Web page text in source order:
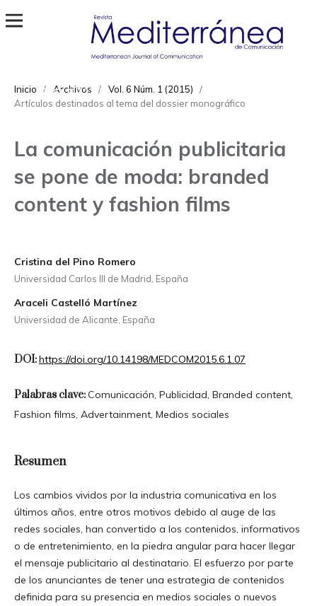
1989-872X
Inicio / Archivos / Vol. 6 Núm. 1 (2015)
/
Artículos destinados al tema del dossier monográfico
La comunicación publicitaria
se pone de moda: branded
content y fashion films
Cristina del Pino Romero
Universidad Carlos III de Madrid, España
Araceli Castelló Martínez
Universidad de Alicante, España
DOI:https://doi.org/10.14198/MEDCOM2015.6.1.07
Palabras clave:Comunicación, Publicidad, Branded content,
Fashion films, Advertainment, Medios sociales
Resumen
Los cambios vividos por la industria comunicativa en los
últimos años, entre otros motivos debido al auge de las
redes sociales, han convertido a los contenidos, informativos
o de entretenimiento, en la piedra angular para hacer llegar
el mensaje publicitario al destinatario. El esfuerzo por parte
de los anunciantes de tener una estrategia de contenidos
definida para su presencia en medios sociales o nuevos